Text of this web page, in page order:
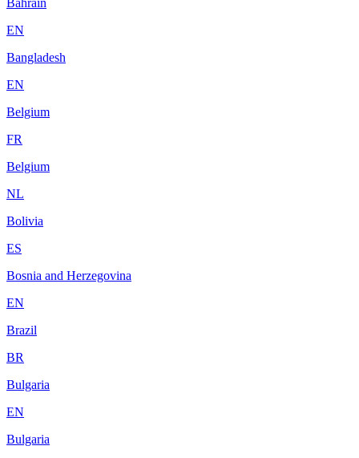
EN
Bangladesh
EN
Belgium
FR
Belgium
NL
Bolivia
ES
Bosnia and Herzegovina
EN
Brazil
BR
Bulgaria
EN
Bulgaria